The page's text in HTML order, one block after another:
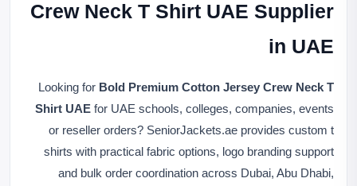
Crew Neck T Shirt UAE Supplier
in UAE
Looking for Bold Premium Cotton Jersey Crew Neck T
Shirt UAE for UAE schools, colleges, companies, events
or reseller orders? SeniorJackets.ae provides custom t
shirts with practical fabric options, logo branding support
and bulk order coordination across Dubai, Abu Dhabi,